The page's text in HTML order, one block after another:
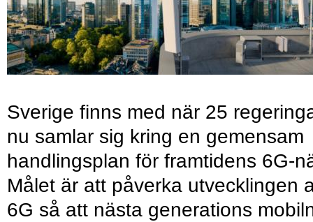
Sverige finns med när 25
nu samlar sig kring en gemensam
handlingsplan för framtidens 6G-
Målet är att påverka utvecklingen
6G så att nästa generations